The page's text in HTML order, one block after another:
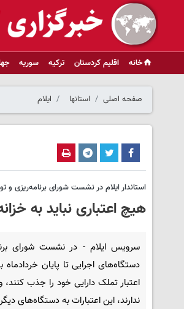
خانه اقلیم کردستان ترکیه سوریه
صفحه اصلی استانها ایلام
استاندار ایلام در نشست شورای برنامه‌ریزی و
هیچ اعتباری نباید به
سرویس ایلام - در نشست شورای
دستگاه‌های اجرایی تا پایان
اعتبار تملک دارایی خود را جذب
ندارند، این اعتبارات به دستگاه‌های